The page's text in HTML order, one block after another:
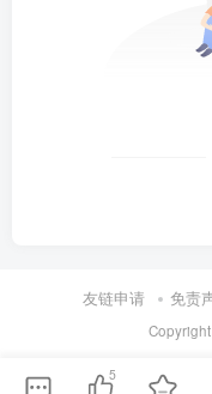
友链申请 免责
5